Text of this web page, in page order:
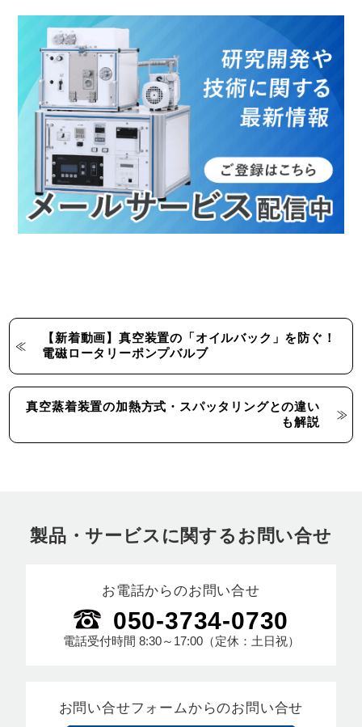
【新着動画】真空装置の「オイルバック」を防ぐ！
電磁ロータリーポンプバルブ
真空蒸着装置の加熱方式・スパッタリングとの違い
も解説
製品・サービスに関するお問い合せ
お電話からのお問い合せ
050-3734-0730
電話受付時間 8:30～17:00（定休：土日祝）
お問い合せフォームからのお問い合せ